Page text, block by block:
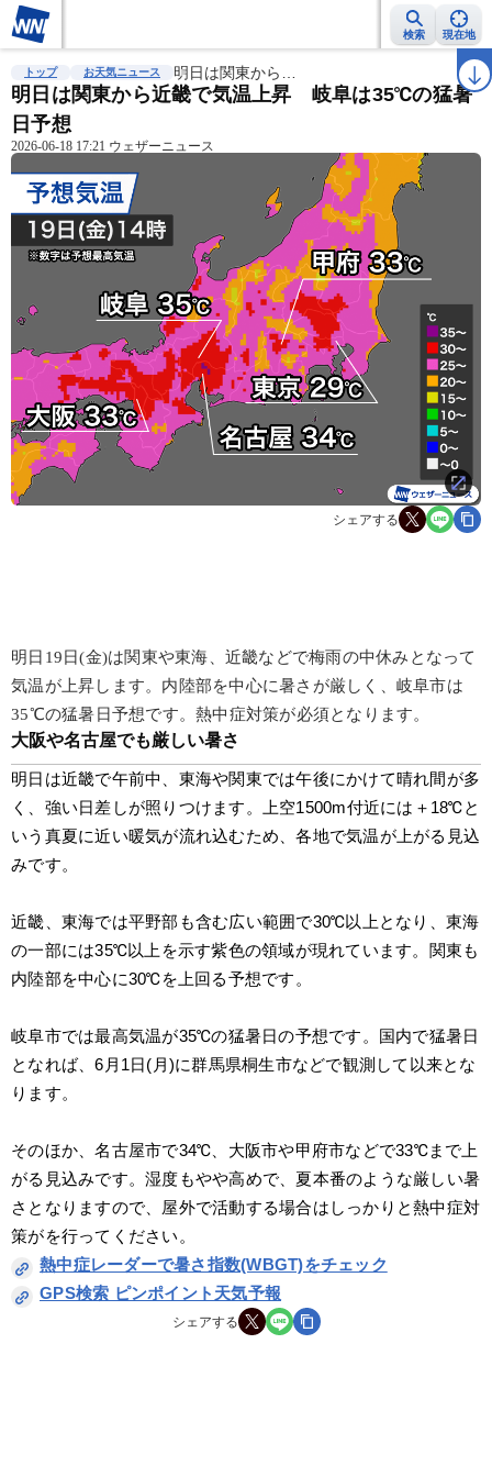
検索 現在地
雨雲レーダー 台風情報 地震情報 ラ
トップ お天気ニュース 明日は関東から…
明日は関東から近畿で気温上昇 岐阜は35℃の猛暑
日予想
2026-06-18 17:21 ウェザーニュース
シェアする
明日19日(金)は関東や東海、近畿などで梅雨の中休みとなって
気温が上昇します。内陸部を中心に暑さが厳しく、岐阜市は
35℃の猛暑日予想です。熱中症対策が必須となります。
大阪や名古屋でも厳しい暑さ
明日は近畿で午前中、東海や関東では午後にかけて晴れ間が多
く、強い日差しが照りつけます。上空1500m付近には＋18℃と
いう真夏に近い暖気が流れ込むため、各地で気温が上がる見込
みです。
近畿、東海では平野部も含む広い範囲で30℃以上となり、東海
の一部には35℃以上を示す紫色の領域が現れています。関東も
内陸部を中心に30℃を上回る予想です。
岐阜市では最高気温が35℃の猛暑日の予想です。国内で猛暑日
となれば、6月1日(月)に群馬県桐生市などで観測して以来とな
ります。
そのほか、名古屋市で34℃、大阪市や甲府市などで33℃まで上
がる見込みです。湿度もやや高めで、夏本番のような厳しい暑
さとなりますので、屋外で活動する場合はしっかりと熱中症対
策がを行ってください。
熱中症レーダーで暑さ指数(WBGT)をチェック
GPS検索 ピンポイント天気予報
シェアする